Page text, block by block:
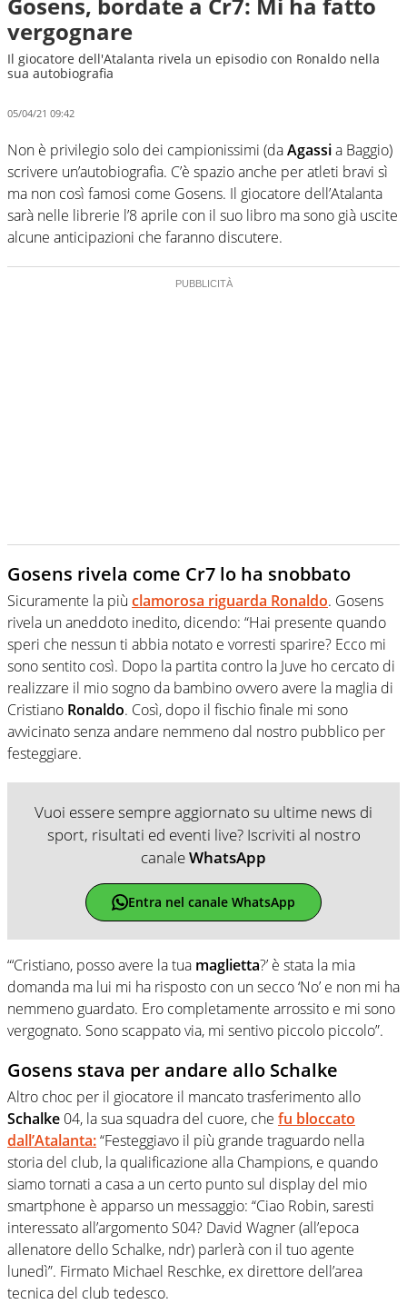
vergognare
Il giocatore dell'Atalanta rivela un episodio con Ronaldo nella
sua autobiografia
05/04/21 09:42
Non è privilegio solo dei campionissimi (daAgassia Baggio)
scrivere un’autobiografia. C’è spazio anche per atleti bravi sì
ma non così famosi come Gosens. Il giocatore dell’Atalanta
sarà nelle librerie l’8 aprile con il suo libro ma sono già uscite
alcune anticipazioni che faranno discutere.
Gosens rivela come Cr7 lo ha snobbato
Sicuramente la più clamorosa riguarda Ronaldo. Gosens
rivela un aneddoto inedito, dicendo: “Hai presente quando
speri che nessun ti abbia notato e vorresti sparire? Ecco mi
sono sentito così. Dopo la partita contro la Juve ho cercato di
realizzare il mio sogno da bambino ovvero avere la maglia di
Cristiano Ronaldo. Così, dopo il fischio finale mi sono
avvicinato senza andare nemmeno dal nostro pubblico per
festeggiare.
Vuoi essere sempre aggiornato su ultime news di
sport, risultati ed eventi live? Iscriviti al nostro
canaleWhatsApp
Entra nel canale WhatsApp
“‘Cristiano, posso avere la tua maglietta?’ è stata la mia
domanda ma lui mi ha risposto con un secco ‘No’ e non mi ha
nemmeno guardato. Ero completamente arrossito e mi sono
vergognato. Sono scappato via, mi sentivo piccolo piccolo”.
Gosens stava per andare allo Schalke
Altro choc per il giocatore il mancato trasferimento allo
Schalke 04, la sua squadra del cuore, che fu bloccato
dall’Atalanta:“Festeggiavo il più grande traguardo nella
storia del club, la qualificazione alla Champions, e quando
siamo tornati a casa a un certo punto sul display del mio
smartphone è apparso un messaggio: “Ciao Robin, saresti
interessato all’argomento S04? David Wagner (all’epoca
allenatore dello Schalke, ndr) parlerà con il tuo agente
lunedì”. Firmato Michael Reschke, ex direttore dell’area
tecnica del club tedesco.